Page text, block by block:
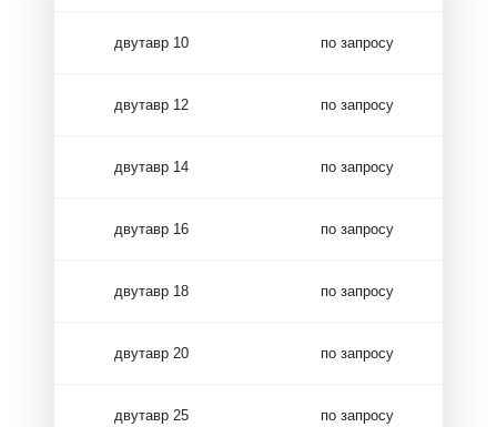
двутавр 10 по запросу
двутавр 12 по запросу
двутавр 14 по запросу
двутавр 16 по запросу
двутавр 18 по запросу
двутавр 20 по запросу
двутавр 25 по запросу